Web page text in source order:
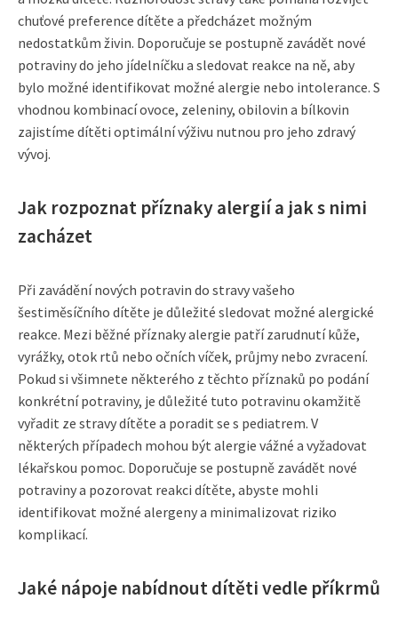
chuťové preference dítěte a předcházet možným
nedostatkům živin. Doporučuje se postupně zavádět nové
potraviny do jeho jídelníčku a sledovat reakce na ně, aby
bylo možné identifikovat možné alergie nebo intolerance. S
vhodnou kombinací ovoce, zeleniny, obilovin a bílkovin
zajistíme dítěti optimální výživu nutnou pro jeho zdravý
vývoj.
Jak rozpoznat příznaky alergií a jak s nimi
zacházet
Při zavádění nových potravin do stravy vašeho
šestiměsíčního dítěte je důležité sledovat možné alergické
reakce. Mezi běžné příznaky alergie patří zarudnutí kůže,
vyrážky, otok rtů nebo očních víček, průjmy nebo zvracení.
Pokud si všimnete některého z těchto příznaků po podání
konkrétní potraviny, je důležité tuto potravinu okamžitě
vyřadit ze stravy dítěte a poradit se s pediatrem. V
některých případech mohou být alergie vážné a vyžadovat
lékařskou pomoc. Doporučuje se postupně zavádět nové
potraviny a pozorovat reakci dítěte, abyste mohli
identifikovat možné alergeny a minimalizovat riziko
komplikací.
Jaké nápoje nabídnout dítěti vedle příkrmů